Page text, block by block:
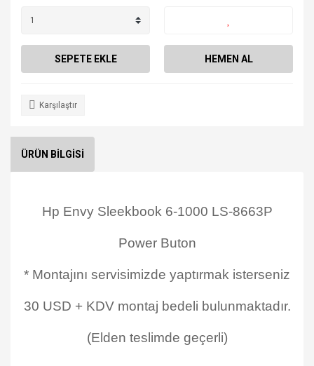
SEPETE EKLE HEMEN AL
Karşılaştır
ÜRÜN BİLGİSİ
Hp Envy Sleekbook 6-1000 LS-8663P
Power Buton
* Montajını servisimizde yaptırmak isterseniz
30 USD + KDV montaj bedeli bulunmaktadır.
(Elden teslimde geçerli)